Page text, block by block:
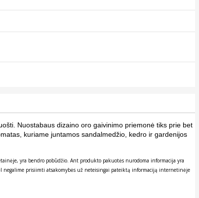
Nuostabaus dizaino oro gaivinimo priemonė tiks prie bet
kuriame juntamos sandalmedžio, kedro ir gardenijos
yra bendro pobūdžio. Ant produkto pakuotės nurodoma informacija yra
prisiimti atsakomybės už neteisingai pateiktą informaciją internetinėje